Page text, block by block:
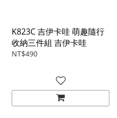
K823C 吉伊卡哇 萌趣隨行
收納三件組 吉伊卡哇
NT$490